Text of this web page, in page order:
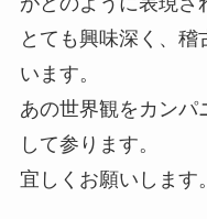
とても興味深く、稽
います。
あの世界観をカンパ
して参ります。
宜しくお願いします。